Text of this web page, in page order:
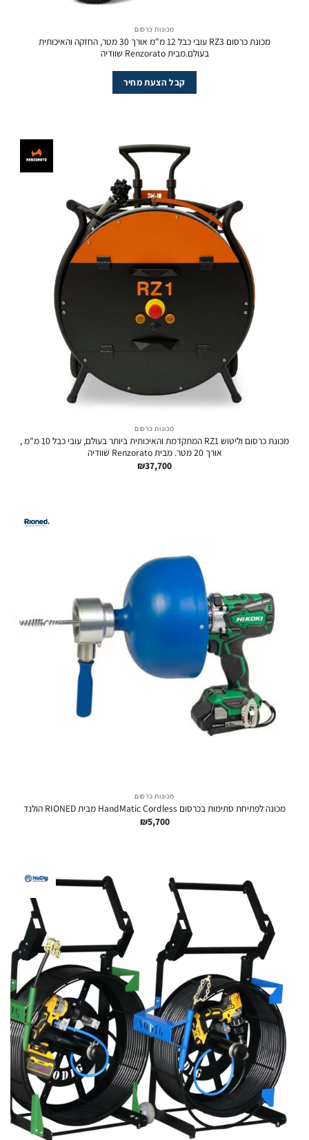
מכונות כרסום
מכונת כרסום RZ3 עובי כבל 12 מ"מ אורך 30 מטר, החזקה והאיכותית
בעולם.מבית Renzorato שוודיה
קבל הצעת מחיר
מכונות כרסום
מכונת כרסום וליטוש RZ1 המתקדמת והאיכותית ביותר בעולם, עובי כבל 10 מ"מ ,
אורך 20 מטר. מבית Renzorato שוודיה
₪37,700
מכונות כרסום
מכונה לפתיחת סתימות בכרסום HandMatic Cordless מבית RIONED הולנד
₪5,700